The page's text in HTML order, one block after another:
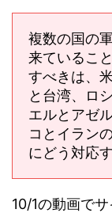
複数の国の
来ているこ
すべきは、
と台湾、ロ
エルとアゼ
コとイラン
にどう対応
10/1の動画で